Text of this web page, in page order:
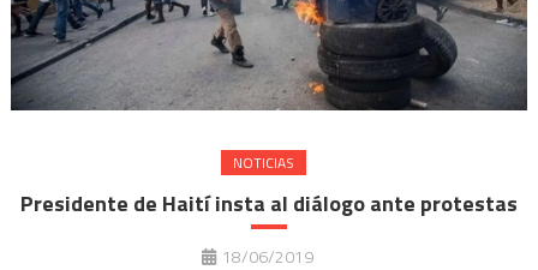
NOTICIAS
Presidente de Haití insta al diálogo ante protestas
18/06/2019